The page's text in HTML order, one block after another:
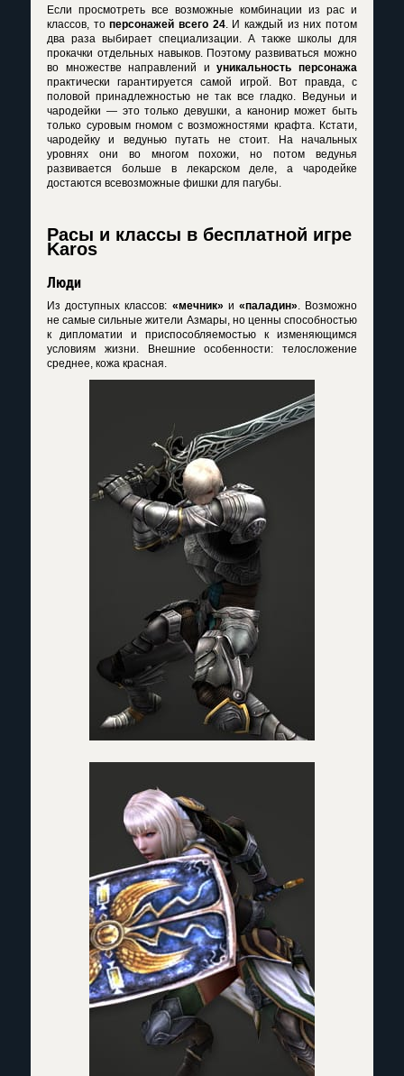
Если просмотреть все возможные комбинации из рас и
классов, топерсонажей всего 24. И каждый из них потом
два раза выбирает специализации. А также школы для
прокачки отдельных навыков. Поэтому развиваться можно
во множестве направлений иуникальность персонажа
практически гарантируется самой игрой. Вот правда, с
половой принадлежностью не так все гладко. Ведуньи и
чародейки — это только девушки, а канонир может быть
только суровым гномом с возможностями крафта. Кстати,
чародейку и ведунью путать не стоит. На начальных
уровнях они во многом похожи, но потом ведунья
развивается больше в лекарском деле, а чародейке
достаются всевозможные фишки для пагубы.
Расы и классы в бесплатной игре
Karos
Люди
Из доступных классов: «мечник» и «паладин». Возможно
не самые сильные жители Азмары, но ценны способностью
к дипломатии и приспособляемостью к изменяющимся
условиям жизни. Внешние особенности: телосложение
среднее, кожа красная.